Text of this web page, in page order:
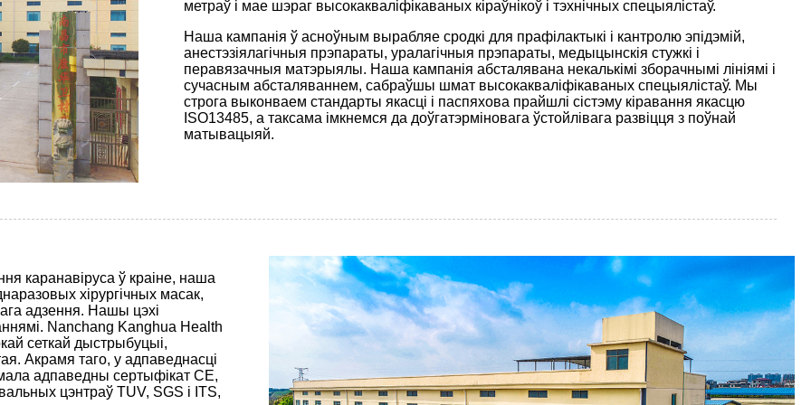
метраў і мае шэраг высокакваліфікаваных кіраўнікоў і тэхнічных спецыялістаў.
Наша кампанія ў асноўным вырабляе сродкі для прафілактыкі і кантролю эпідэмій,
анестэзіялагічныя прэпараты, уралагічныя прэпараты, медыцынскія стужкі і
перавязачныя матэрыялы. Наша кампанія абсталявана некалькімі зборачнымі лініямі і
сучасным абсталяваннем, сабраўшы шмат высокакваліфікаваных спецыялістаў. Мы
строга выконваем стандарты якасці і паспяхова прайшлі сістэму кіравання якасцю
ISO13485, а таксама імкнемся да доўгатэрміновага ўстойлівага развіцця з поўнай
матывацыяй.
каранавіруса ў краіне, наша
хірургічных масак,
адзення. Нашы цэхі
Nanchang Kanghua Health
сеткай дыстрыбуцыі,
Акрамя таго, у адпаведнасці
адпаведны сертыфікат CE,
цэнтраў TUV, SGS і ITS,